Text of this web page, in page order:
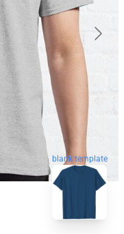
blank template